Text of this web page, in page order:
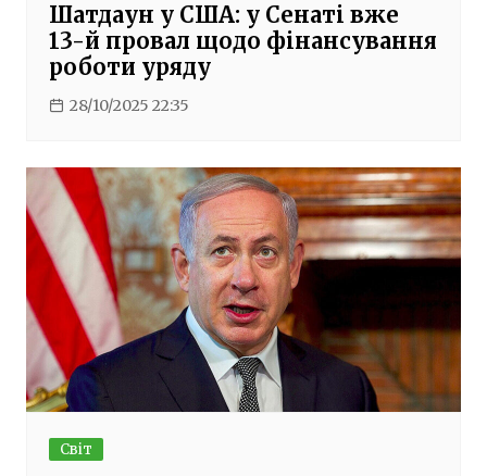
Шатдаун у США: у Сенаті вже
13-й провал щодо фінансування
роботи уряду
28/10/2025 22:35
Світ